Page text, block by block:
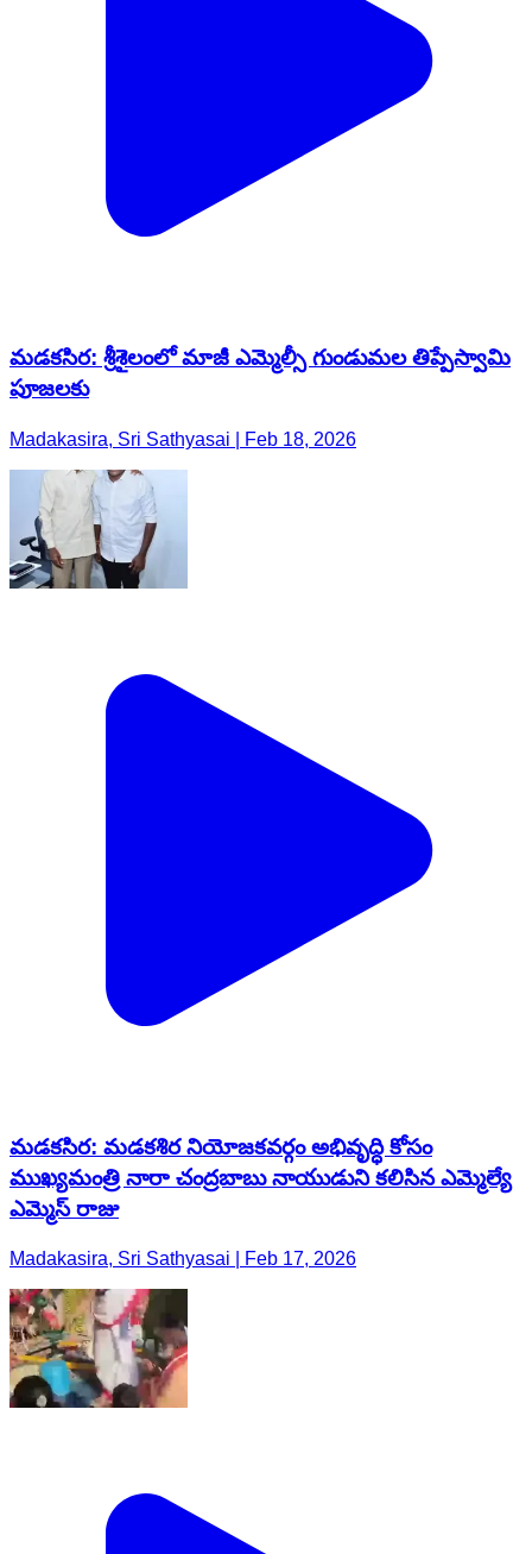
మడకసిర: శ్రీశైలంలో మాజీ ఎమ్మెల్సీ గుండుమల తిప్పేస్వామి
పూజలకు
Madakasira, Sri Sathyasai | Feb 18, 2026
మడకసిర: మడకశిర నియోజకవర్గం అభివృద్ధి కోసం
ముఖ్యమంత్రి నారా చంద్రబాబు నాయుడుని కలిసిన ఎమ్మెల్యే
ఎమ్మెస్ రాజు
Madakasira, Sri Sathyasai | Feb 17, 2026